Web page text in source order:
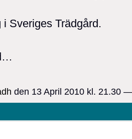
Sveriges Trädgård.
den 13 April 2010 kl. 21.30